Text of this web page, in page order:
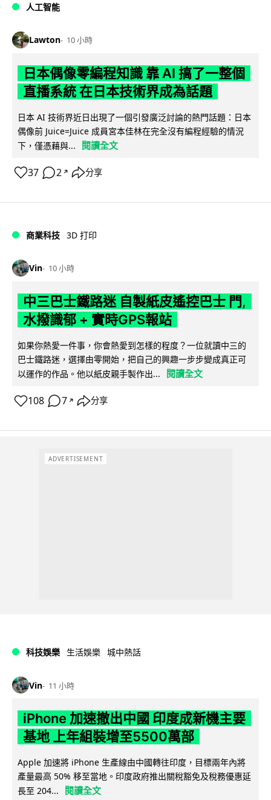
人工智能
Lawton 10 小時
日本偶像零編程知識 靠 AI 搞了一整個
直播系統 在日本技術界成為話題
日本 AI 技術界近日出現了一個引發廣泛討論的熱門話題：日本
偶像前 Juice=Juice 成員宮本佳林在完全沒有編程經驗的情況
下，僅憑藉與...
閱讀全文
37 2 ↗ 分享
商業科技 3D 打印
Vin 10 小時
中三巴士鐵路迷 自製紙皮遙控巴士 門,
水撥識郁 + 實時GPS報站
如果你熱愛一件事，你會熱愛到怎樣的程度？一位就讀中三的
巴士鐵路迷，選擇由零開始，把自己的興趣一步步變成真正可
以運作的作品。他以紙皮親手製作出...
閱讀全文
108 7 ↗ 分享
ADVERTISEMENT
科技娛樂 生活娛樂 城中熱話
Vin 11 小時
iPhone 加速撤出中國 印度成新機主要
基地 上年組裝增至5500萬部
Apple 加速將 iPhone 生產線由中國轉往印度，目標兩年內將
產量最高 50% 移至當地。印度政府推出關稅豁免及稅務優惠延
長至 204...
閱讀全文